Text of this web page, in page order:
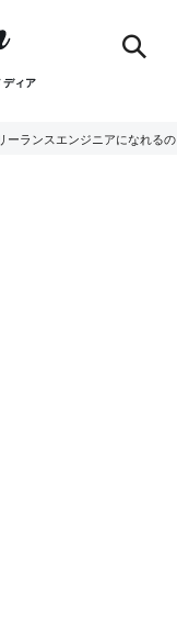
ディア
ーランスエンジニアになれる